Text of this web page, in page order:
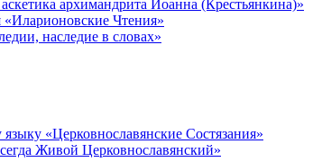
архимандрита Иоанна (Крестьянкина)»
«Иларионовские Чтения»
наследие в словах»
«Церковнославянские Состязания»
Живой Церковнославянский»